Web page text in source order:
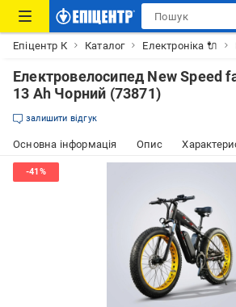
Епіцентр К Каталог Електроніка 🔌
Електровелосипед New Speed
13 Ah Чорний (73871)
залишити відгук
Основна інформація Опис